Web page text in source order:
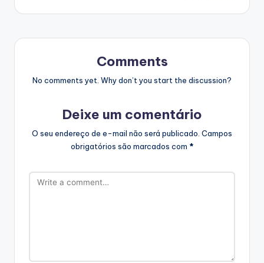
Comments
No comments yet. Why don’t you start the discussion?
Deixe um comentário
O seu endereço de e-mail não será publicado. Campos
obrigatórios são marcados com *